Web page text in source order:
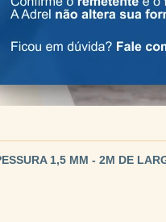
1,5 MM - 2M DE